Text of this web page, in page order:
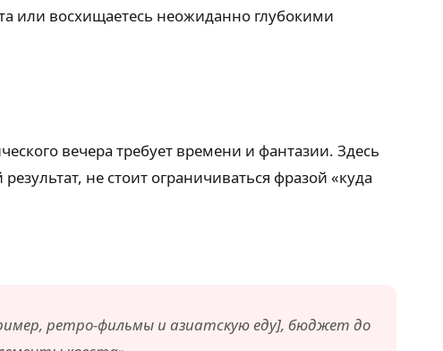
или восхищаетесь неожиданно глубокими
вечера требует времени и фантазии. Здесь
не стоит ограничиваться фразой «куда
ретро-фильмы и азиатскую еду], бюджет до